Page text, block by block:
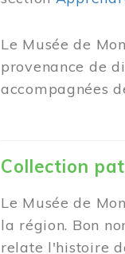
Le Musée de
provenance de
accompagnées
Collection
Le Musée de
la région. Bon
relate l'histoire